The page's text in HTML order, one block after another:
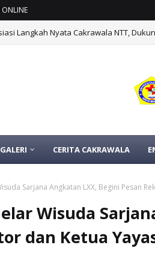
ONLINE
Langkah Nyata Cakrawala NTT,
GALERI CERITA CAKRAWALA
Sarjana Angkatan LXX, Begini Pesan
Wisuda
dan Ketua